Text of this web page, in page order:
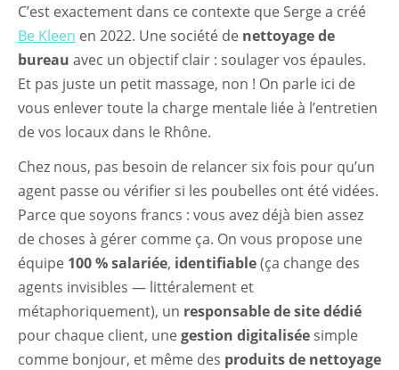
C’est exactement dans ce contexte que Serge a créé
Be Kleen en 2022. Une société de nettoyage de
bureau avec un objectif clair : soulager vos épaules.
Et pas juste un petit massage, non ! On parle ici de
vous enlever toute la charge mentale liée à l’entretien
de vos locaux dans le Rhône.
Chez nous, pas besoin de relancer six fois pour qu’un
agent passe ou vérifier si les poubelles ont été vidées.
Parce que soyons francs : vous avez déjà bien assez
de choses à gérer comme ça. On vous propose une
équipe 100 % salariée, identifiable(ça change des
agents invisibles — littéralement et
métaphoriquement), un responsable de site dédié
pour chaque client, une gestion digitalisée simple
comme bonjour, et même des produits de nettoyage